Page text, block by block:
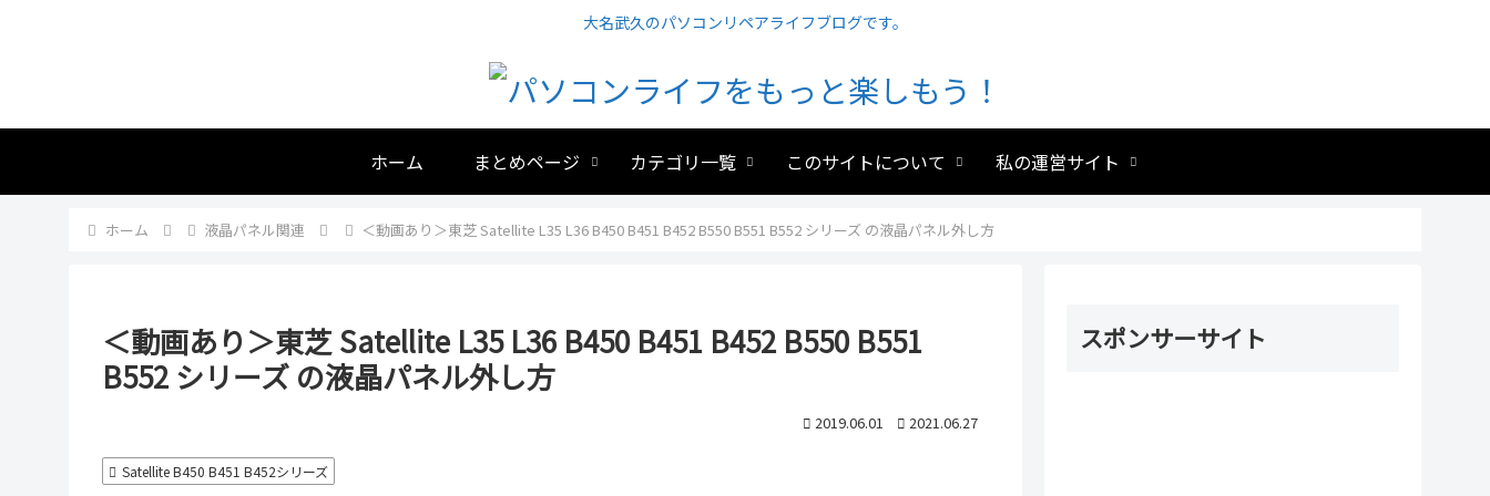
大名武久のパソコンリペアライフブログです。
ホーム まとめページ カテゴリ一覧 このサイトについて 私の運営サイト
ホーム 液晶パネル関連 ＜動画あり＞東芝 Satellite L35 L36 B450 B451 B452 B550 B551 B552 シリーズ の液晶パネル外し方
＜動画あり＞東芝 Satellite L35 L36 B450 B451 B452 B550 B551
B552 シリーズ の液晶パネル外し方
2019.06.01 2021.06.27
Satellite B450 B451 B452シリーズ
スポンサーサイト